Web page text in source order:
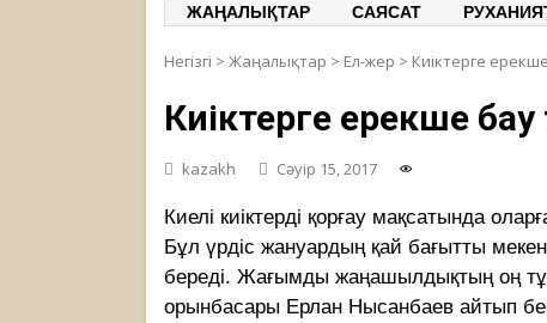
ЖАҢАЛЫҚТАР САЯСАТ
Негізгі > Жаңалықтар > Ел-жер > Киіктерге
Киіктерге ерекше
kazakh Сәуір 15, 2017
Киелі киіктерді қорғау мақсатында
Бұл үрдіс жануардың қай бағытты
береді. Жағымды жаңашылдықтың оң
орынбасары Ерлан Нысанбаев айтып